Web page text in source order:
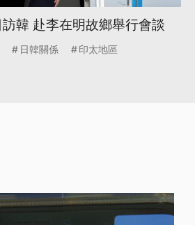
韓 赴李在明故鄉舉行會談
日韓關係 印太地區